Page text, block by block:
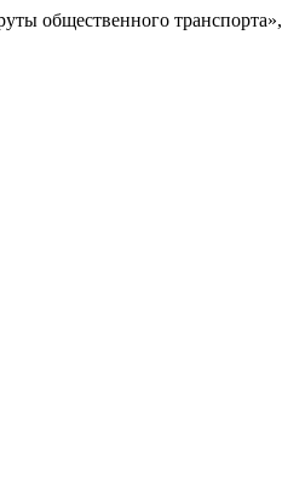
общественного транспорта»,